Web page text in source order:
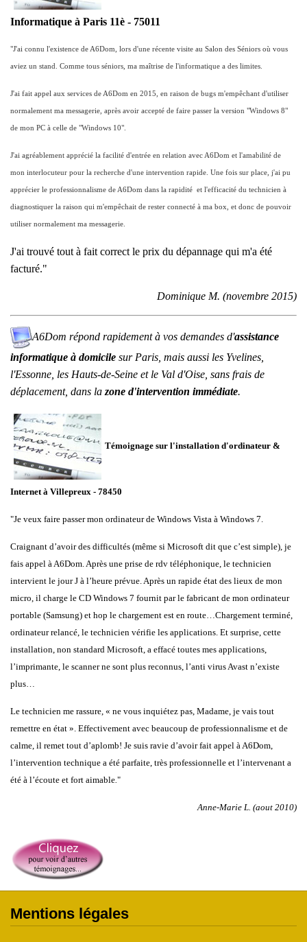
Informatique à Paris 11è - 75011
"J'ai connu l'existence de A6Dom, lors d'une récente visite au Salon des Séniors où vous
aviez un stand. Comme tous séniors, ma maîtrise de l'informatique a des limites.
J'ai fait appel aux services de A6Dom en 2015, en raison de bugs m'empêchant d'utiliser
normalement ma messagerie, après avoir accepté de faire passer la version "Windows 8"
de mon PC à celle de "Windows 10".
J'ai agréablement apprécié la facilité d'entrée en relation avec A6Dom et l'amabilité de
mon interlocuteur pour la recherche d'une intervention rapide. Une fois sur place, j'ai pu
apprécier le professionnalisme de A6Dom dans la rapidité et l'efficacité du technicien à
diagnostiquer la raison qui m'empêchait de rester connecté à ma box, et donc de pouvoir
utiliser normalement ma messagerie.
J'ai trouvé tout à fait correct le prix du dépannage qui m'a été
facturé."
Dominique M. (novembre 2015)
A6Dom répond rapidement à vos demandes d'assistance
informatique à domicile sur Paris , mais aussi les Yvelines
l'Essonne , les Hauts-de-Seine et le Val d'Oise , sans frais de
déplacement, dans la zone d'intervention immédiate.
Témoignage sur l'installation d'ordinateur &
Internet à Villepreux - 78450
"Je veux faire passer mon ordinateur de Windows Vista à Windows 7.
Craignant d’avoir des difficultés (même si Microsoft dit que c’est simple), je
fais appel à A6Dom. Après une prise de rdv téléphonique, le technicien
intervient le jour J à l’heure prévue. Après un rapide état des lieux de mon
micro, il charge le CD Windows 7 fournit par le fabricant de mon ordinateur
portable (Samsung) et hop le chargement est en route…Chargement terminé,
ordinateur relancé, le technicien vérifie les applications. Et surprise, cette
installation, non standard Microsoft, a effacé toutes mes applications,
l’imprimante, le scanner ne sont plus reconnus, l’anti virus Avast n’existe
plus…
Le technicien me rassure, « ne vous inquiétez pas, Madame, je vais tout
remettre en état ». Effectivement avec beaucoup de professionnalisme et de
calme, il remet tout d’aplomb! Je suis ravie d’avoir fait appel à A6Dom,
l’intervention technique a été parfaite, très professionnelle et l’intervenant a
été à l’écoute et fort aimable."
Anne-Marie L. (aout 2010)
Mentions légales